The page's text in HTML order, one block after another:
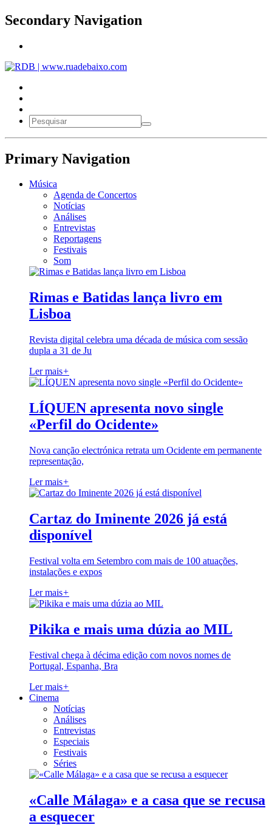
Secondary Navigation
Primary Navigation
Música
Agenda de Concertos
Notícias
Análises
Entrevistas
Reportagens
Festivais
Som
Rimas e Batidas lança livro em
Lisboa
Revista digital celebra uma década de música com sessão
dupla a 31 de Ju
Ler mais+
LÍQUEN apresenta novo single
«Perfil do Ocidente»
Nova canção electrónica retrata um Ocidente em permanente
representação,
Ler mais+
Cartaz do Iminente 2026 já está
disponível
Festival volta em Setembro com mais de 100 atuações,
instalações e expos
Ler mais+
Pikika e mais uma dúzia ao MIL
Festival chega à décima edição com novos nomes de
Portugal, Espanha, Bra
Ler mais+
Cinema
Notícias
Análises
Entrevistas
Especiais
Festivais
Séries
«Calle Málaga» e a casa que se recusa
a esquecer